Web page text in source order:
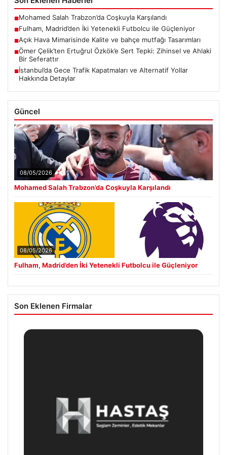
Son Eklenen Haberler
■Mohamed Salah Trabzon’da Coşkuyla Karşılandı
■Fulham, Madrid’den İki Yetenekli Futbolcu ile Güçleniyor
■Açık Hava Mimarisinde Kalite ve bahçe mutfağı Tasarımları
Ömer Çelik’ten Ertuğrul Özkök’e Sert Tepki: Zihinsel ve Ahlaki
Bir Seferattır
İstanbul’da Gece Trafik Kapatmaları ve Alternatif Yollar
Hakkında Detaylar
Güncel
08/05/2026
08/05/2026
Son Eklenen Firmalar